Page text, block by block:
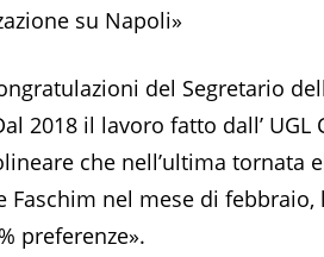
su Napoli»
del Segretario
2018 il lavoro fatto dall’
che nell’ultima tornata
Faschim nel mese di febbraio,
preferenze».